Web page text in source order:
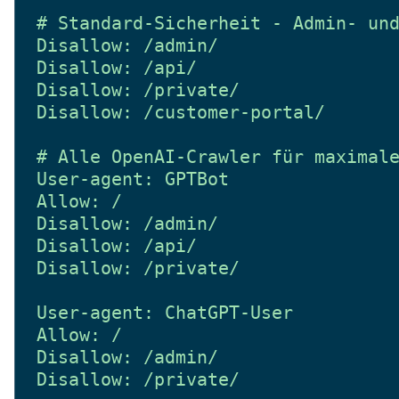
# Standard-Sicherheit - Admin-
Disallow: /admin/
Disallow: /api/
Disallow: /private/
Disallow: /customer-portal/
# Alle OpenAI-Crawler für
User-agent: GPTBot
Allow: /
Disallow: /admin/
Disallow: /api/
Disallow: /private/
User-agent: ChatGPT-User
Allow: /
Disallow: /admin/
Disallow: /private/